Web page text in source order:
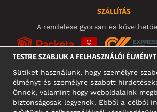
SZÁLLÍTÁS
A rendelése gyorsan és
KÖZÖSSÉGI MÉDIA
TESTRE SZABJUK A FELHASZNÁLÓI ÉLMÉNYT
Sütiket használunk, hogy személyre
élményt és személyre szabott
Önnek, valamint hogy weboldalaink
biztonságosak legyenek. Ebből a célból